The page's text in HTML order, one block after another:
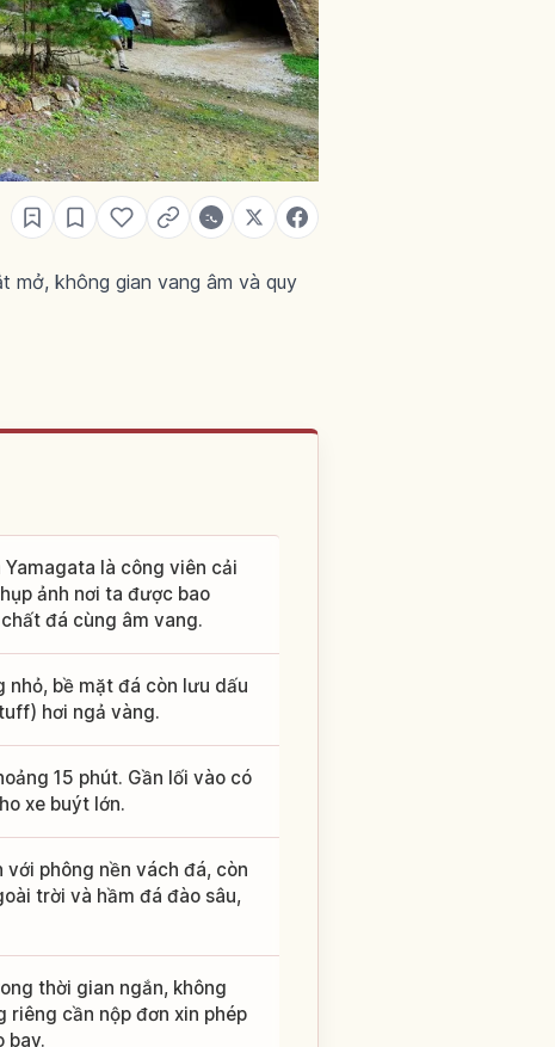
mở, không gian vang âm và quy
là công viên cải
ảnh nơi ta được bao
đá cùng âm vang.
nhỏ, bề mặt đá còn lưu dấu
hơi ngả vàng.
15 phút. Gần lối vào có
xe buýt lớn.
phông nền vách đá, còn
trời và hầm đá đào sâu,
thời gian ngắn, không
riêng cần nộp đơn xin phép
bay.